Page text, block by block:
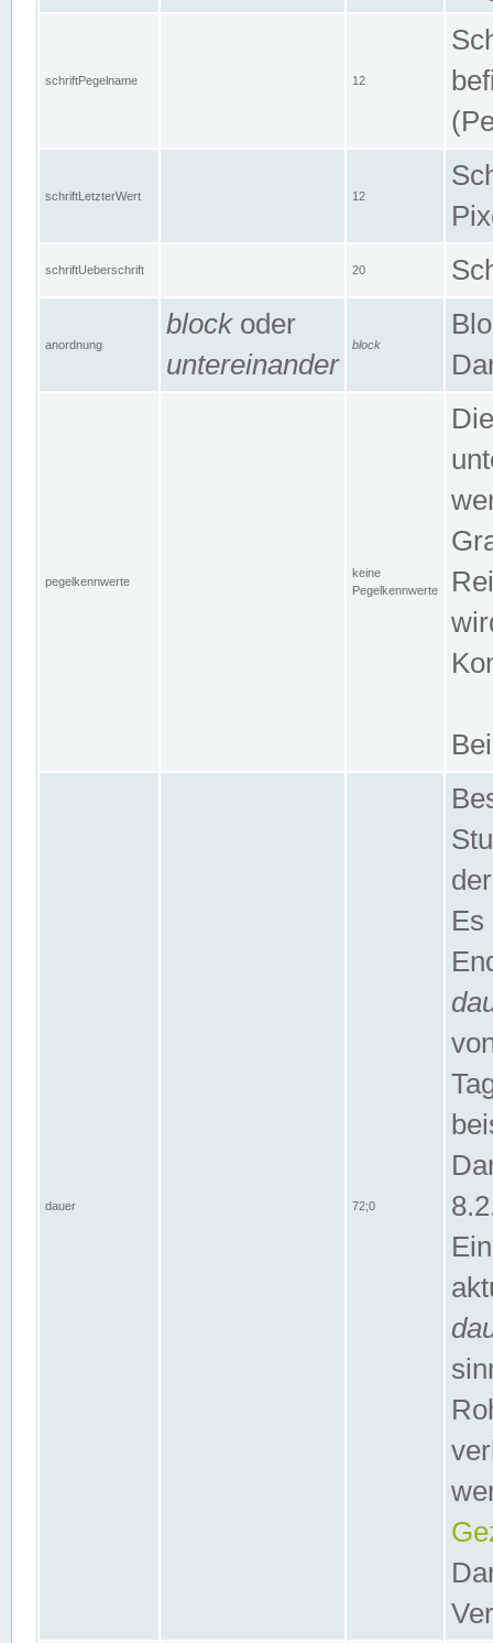
schriftPegelname 12
schriftLetzterWert 12
schriftUeberschrift 20
anordnung
blockoder
untereinander
block
pegelkennwerte
keine
Pegelkennwerte
dauer 72;0
Es